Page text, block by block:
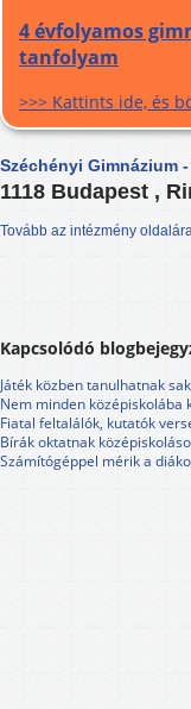
4 évfolyamos
tanfolyam
>>> Kattints ide, és
Széchényi Gimnázium
1118 Budapest ,
Tovább az intézmény
Kapcsolódó
Játék közben tanulhatnak
Nem minden középiskolába
Fiatal feltalálók, kutatók
Bírák oktatnak
Számítógéppel mérik a